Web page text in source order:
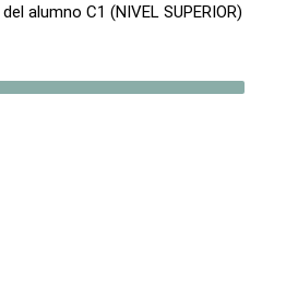
alumno C1 (NIVEL SUPERIOR)